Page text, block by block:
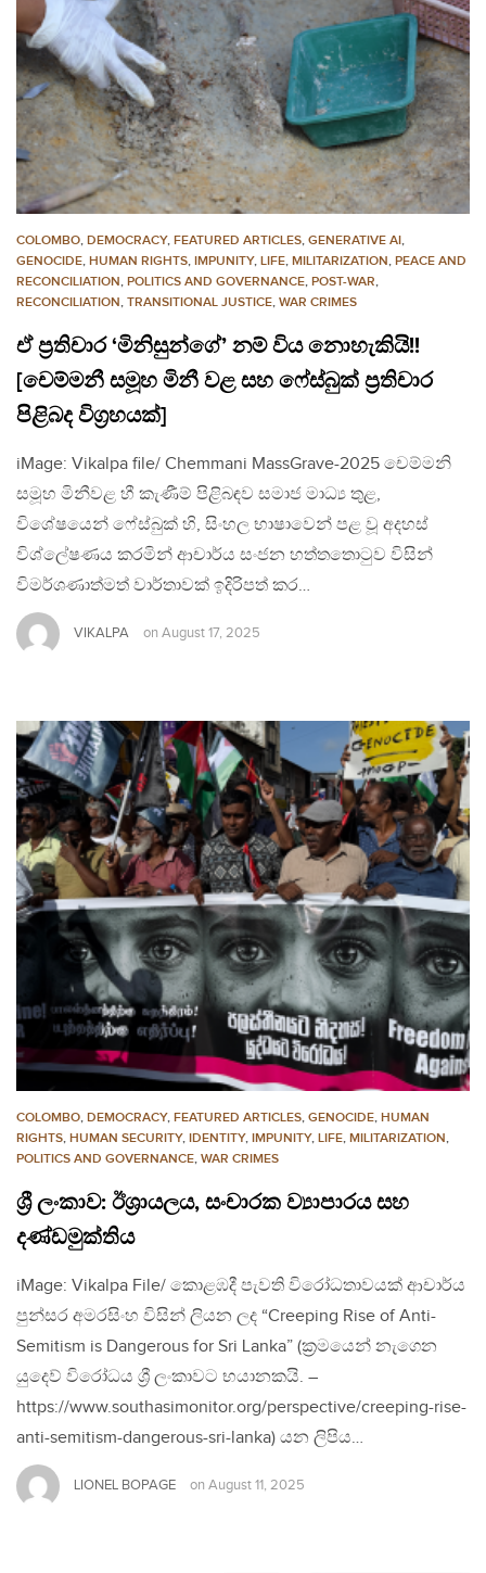
COLOMBO, DEMOCRACY, FEATURED ARTICLES, GENERATIVE AI,
GENOCIDE, HUMAN RIGHTS, IMPUNITY, LIFE, MILITARIZATION, PEACE AND
RECONCILIATION, POLITICS AND GOVERNANCE, POST-WAR,
RECONCILIATION, TRANSITIONAL JUSTICE, WAR CRIMES
ඒ ප්‍රතිචාර ‘මිනිසුන්ගේ’ නම් විය නොහැකියි!!
‍[චෙම්මනී සමූහ මිනී වළ සහ ෆේස්බුක් ප්‍රතිචාර
පිළිබද විග්‍රහයක්]
iMage: Vikalpa file/ Chemmani MassGrave-2025 චෙම්මනි
සමූහ මිනීවළ හී කැණීම් පිළිබඳව සමාජ මාධ්‍ය තුළ,
විශේෂයෙන් ෆේස්බුක් හි, සිංහල භාෂාවෙන් පළ වූ අදහස්
විශ්ලේෂණය කරමින් ආචාර්ය සංජන හත්තතොටුව විසින්
විමර්ශණාත්මත් වාර්තාවක් ඉදිරිපත් කර…
VIKALPA on August 17, 2025
COLOMBO, DEMOCRACY, FEATURED ARTICLES, GENOCIDE, HUMAN
RIGHTS, HUMAN SECURITY, IDENTITY, IMPUNITY, LIFE, MILITARIZATION,
POLITICS AND GOVERNANCE, WAR CRIMES
ශ්‍රී ලංකාව: ඊශ්‍රායලය, සංචාරක ව්‍යාපාරය සහ
දණ්ඩමුක්තිය
iMage: Vikalpa File/ කොළඹදී පැවති විරෝධතාවයක් ආචාර්ය
පුන්සර අමරසිංහ විසින් ලියන ලද “Creeping Rise of Anti-
Semitism is Dangerous for Sri Lanka” (ක්‍රමයෙන් නැගෙන
යුදෙව් විරෝධය ශ්‍රී ලංකාවට භයානකයි. –
https://www.southasimonitor.org/perspective/creeping-rise-
anti-semitism-dangerous-sri-lanka) යන ලිපිය…
LIONEL BOPAGE on August 11, 2025